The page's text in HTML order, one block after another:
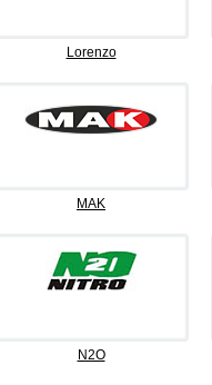
Lorenzo
MAK
N2O